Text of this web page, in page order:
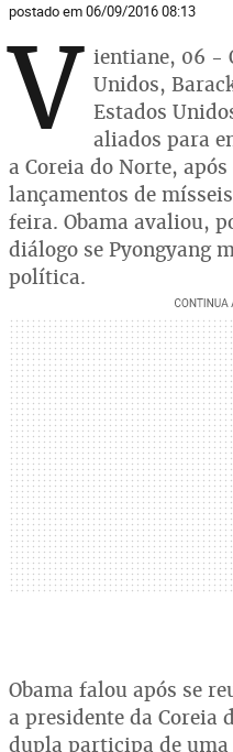
postado em 06/09/2016 08:13
V ientiane, 06 -
Unidos,
Estados
aliados para
a Coreia do Norte,
lançamentos de
feira. Obama avaliou,
diálogo se Pyongyang
política.
Obama falou após se
a presidente da Coreia
dupla participa de uma